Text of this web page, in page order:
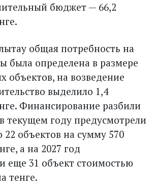
бюджет — 66,2
общая потребность на
была определена в размере
объектов, на возведение
выделило 1,4
Финансирование разбили
текущем году предусмотрели
22 объектов на сумму 570
а на 2027 год
еще 31 объект стоимостью
тенге.